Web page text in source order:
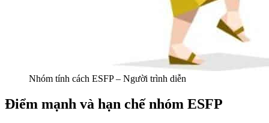
Nhóm tính cách ESFP – Người trình diễn
Điểm mạnh và hạn chế nhóm ESFP